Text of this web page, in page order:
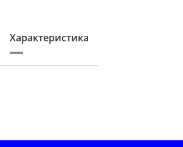
Характеристика